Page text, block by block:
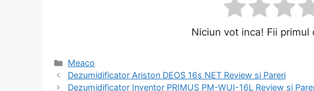
Niciun vot inca! Fii primul
Categorii
Meaco
Navigare
în
Dezumidificator Ariston DEOS 16s NET Review si Pareri
Dezumidificator Inventor PRIMUS PM-WUI-16L Review si